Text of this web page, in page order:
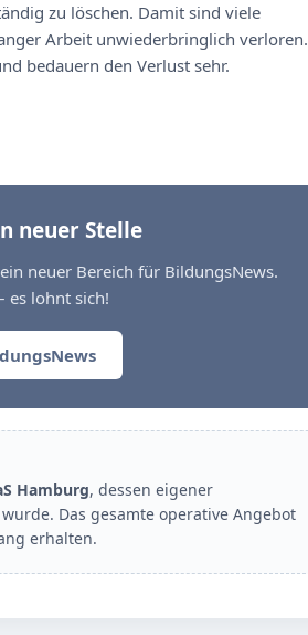
zu löschen. Damit sind viele
Arbeit unwiederbringlich verloren.
bedauern den Verlust sehr.
neuer Stelle
neuer Bereich für BildungsNews.
es lohnt sich!
Hamburg, dessen eigener
Das gesamte operative Angebot
erhalten.